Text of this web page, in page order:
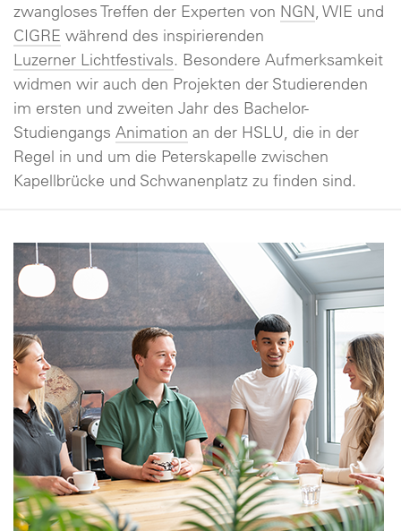
zwangloses Treffen der Experten von NGN, WIE und
CIGRE während des inspirierenden
Luzerner Lichtfestivals. Besondere Aufmerksamkeit
widmen wir auch den Projekten der Studierenden
im ersten und zweiten Jahr des Bachelor-
Studiengangs Animation an der HSLU, die in der
Regel in und um die Peterskapelle zwischen
Kapellbrücke und Schwanenplatz zu finden sind.